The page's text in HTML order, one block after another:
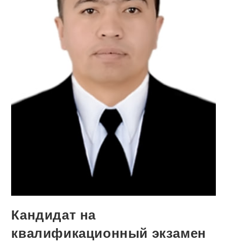
Кандидат на
квалификационный экзамен